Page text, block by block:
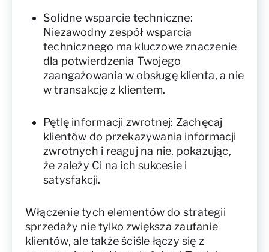
Solidne wsparcie techniczne:
Niezawodny zespół wsparcia
technicznego ma kluczowe znaczenie
dla potwierdzenia Twojego
zaangażowania w obsługę klienta, a nie
w transakcję z klientem.
Pętlę informacji zwrotnej: Zachęcaj
klientów do przekazywania informacji
zwrotnych i reaguj na nie, pokazując,
że zależy Ci na ich sukcesie i
satysfakcji.
Włączenie tych elementów do strategii
sprzedaży nie tylko zwiększa zaufanie
klientów, ale także ściśle łączy się z